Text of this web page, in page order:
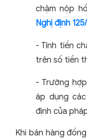
chậm nộp
Nghị định
- Tính tiền
trên số tiền
- Trường
áp dụng
định của
Khi bán hàng